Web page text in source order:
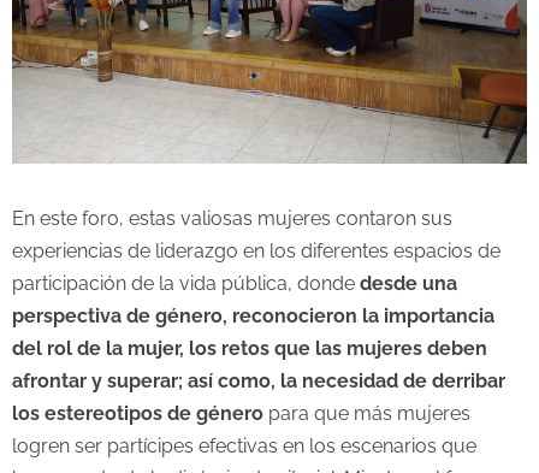
En este foro, estas valiosas mujeres contaron sus
experiencias de liderazgo en los diferentes espacios de
participación de la vida pública, donde desde una
perspectiva de género, reconocieron la importancia
del rol de la mujer, los retos que las mujeres deben
afrontar y superar; así como, la necesidad de derribar
los estereotipos de género para que más mujeres
logren ser partícipes efectivas en los escenarios que